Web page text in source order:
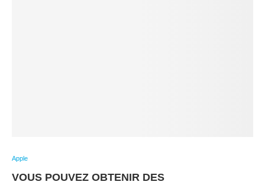
Apple
VOUS POUVEZ OBTENIR DES